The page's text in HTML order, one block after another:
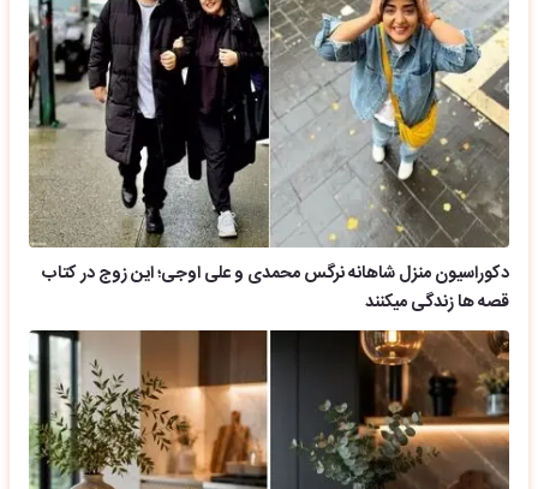
دکوراسیون منزل شاهانه نرگس محمدی و علی اوجی؛ این زوج در کتاب
قصه ها زندگی میکنند